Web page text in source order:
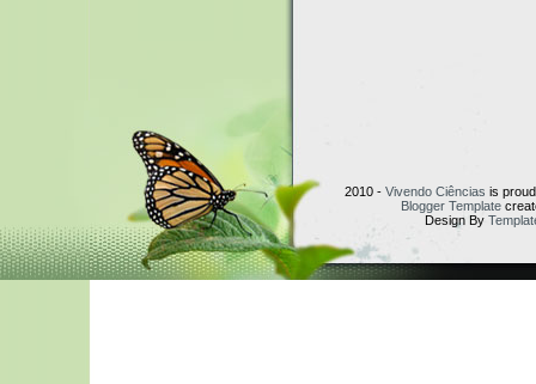
2010 -Vivendo Ciências is
Blogger Template
Design By